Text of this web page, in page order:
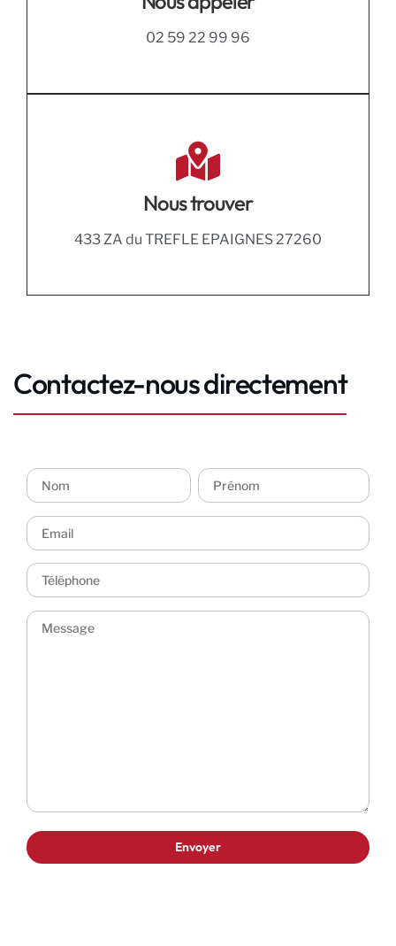
02 59 22 99 96
Nous trouver
433 ZA du TREFLE EPAIGNES 27260
Contactez-nous directement